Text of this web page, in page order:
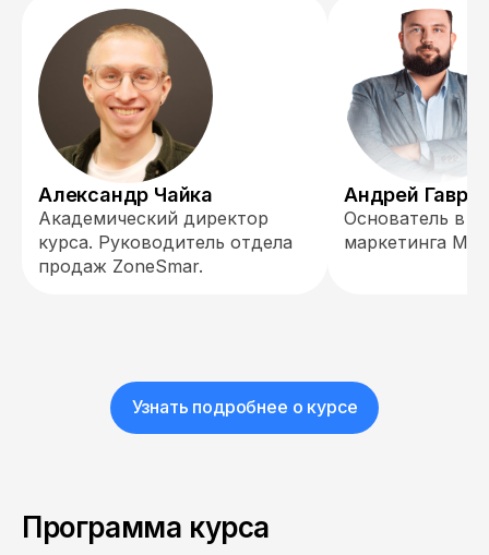
Александр Чайка
Академический директор
курса. Руководитель отдела
продаж ZoneSmar.
Андрей
Основатель в
маркетинга
Узнать подробнее о курсе
Программа курса